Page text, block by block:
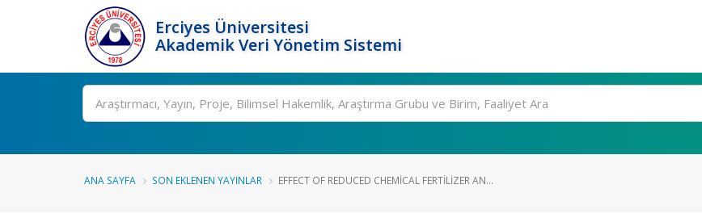
Erciyes Üniversitesi
Akademik Veri Yönetim Sistemi
Ara
ANA SAYFA SON EKLENEN YAYINLAR EFFECT OF REDUCED CHEMICAL FERTILIZER AN...